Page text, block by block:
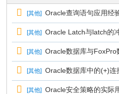
坛
[其他] Oracle查询语句应用经
[其他] Oracle Latch与latch的
[其他] Oracle数据库与FoxPro
[其他] Oracle数据库中的(+)连
[其他] Oracle安全策略的实际